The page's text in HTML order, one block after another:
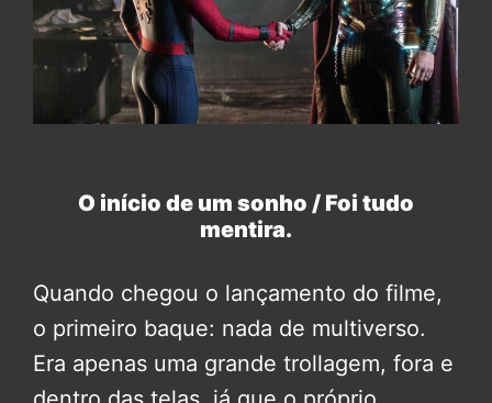
O início de um sonho / Foi tudo
mentira.
Quando chegou o lançamento do filme,
o primeiro baque: nada de multiverso.
Era apenas uma grande trollagem, fora e